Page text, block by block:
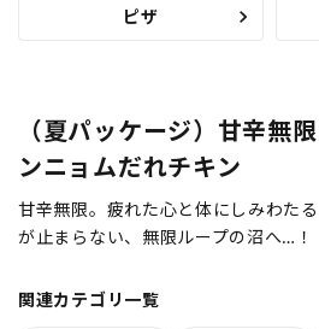
ピザ
（夏パッケージ）甘辛無
ンニョムだれチキン
甘辛無限。疲れた心と体にしみわた
が止まらない、無限ループの沼へ…！
関連カテゴリ一覧